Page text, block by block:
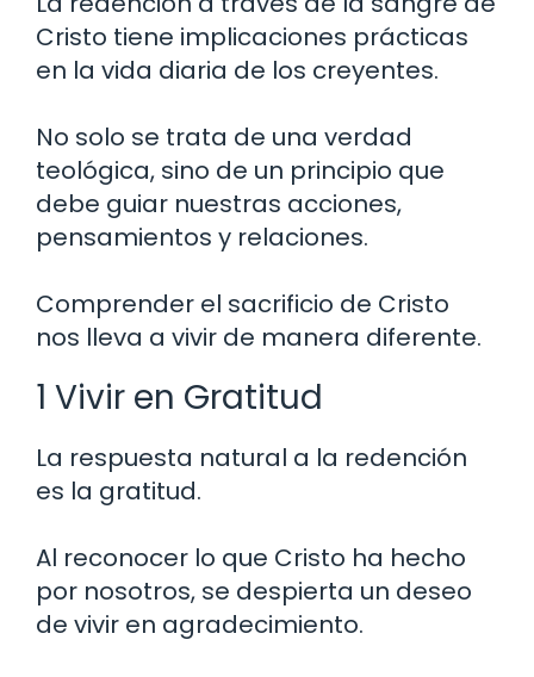
Cristo tiene implicaciones prácticas
en la vida diaria de los creyentes.
No solo se trata de una verdad
teológica, sino de un principio que
debe guiar nuestras acciones,
pensamientos y relaciones.
Comprender el sacrificio de Cristo
nos lleva a vivir de manera diferente.
1 Vivir en Gratitud
La respuesta natural a la redención
es la gratitud.
Al reconocer lo que Cristo ha hecho
por nosotros, se despierta un deseo
de vivir en agradecimiento.